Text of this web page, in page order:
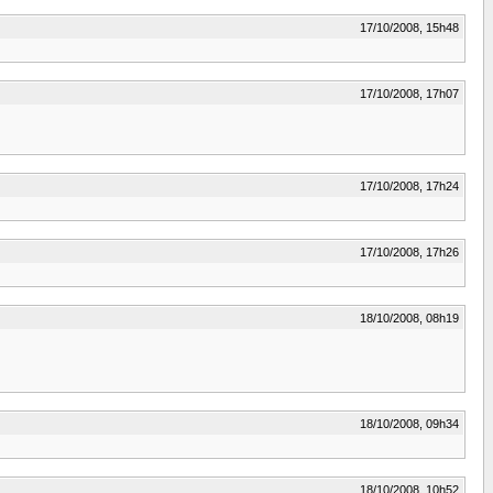
17/10/2008, 15h48
17/10/2008, 17h07
17/10/2008, 17h24
17/10/2008, 17h26
18/10/2008, 08h19
18/10/2008, 09h34
18/10/2008, 10h52